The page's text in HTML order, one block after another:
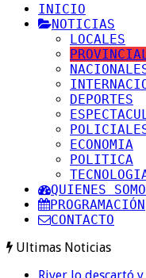
INICIO
NOTICIAS
LOCALES
DEPORTES
ECONOMIA
POLITICA
QUIENES
PROGRAMACIÓN
CONTACTO
Ultimas Noticias